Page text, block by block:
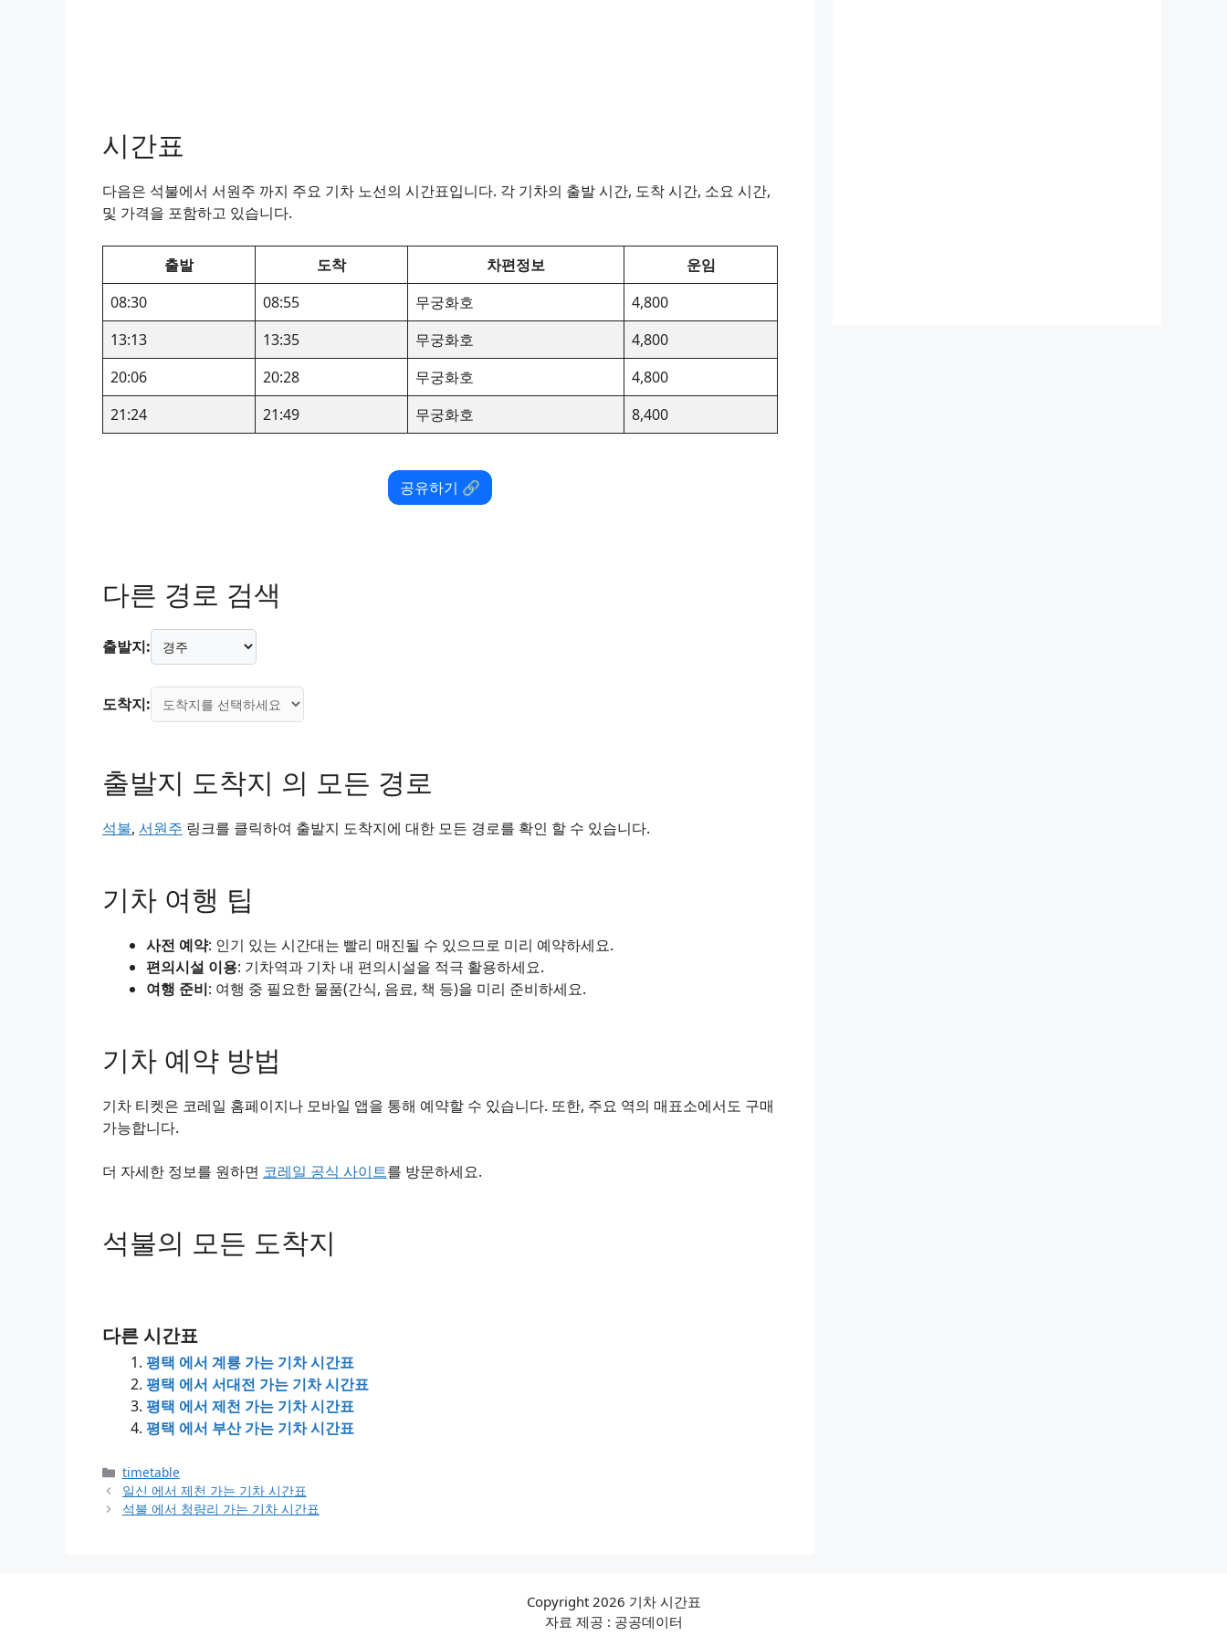
시간표
다음은 석불에서 서원주 까지 주요 기차 노선의 시간표입니다. 각 기차의 출발 시간, 도착 시간, 소요 시간,
및 가격을 포함하고 있습니다.
출발 도착 차편정보
운임
08:30
08:55 무궁화호
4,800
13:13
13:35 무궁화호
4,800
20:06
20:28 무궁화호
4,800
21:24
21:49 무궁화호 8,400
공유하기 🔗
다른 경로 검색
출발지:
도착지:
출발지 도착지 의 모든 경로
석불, 서원주 링크를 클릭하여 출발지 도착지에 대한 모든 경로를 확인 할 수 있습니다.
기차 여행 팁
사전 예약: 인기 있는 시간대는 빨리 매진될 수 있으므로 미리 예약하세요.
편의시설 이용: 기차역과 기차 내 편의시설을 적극 활용하세요.
여행 준비: 여행 중 필요한 물품(간식, 음료, 책 등)을 미리 준비하세요.
기차 예약 방법
기차 티켓은 코레일 홈페이지나 모바일 앱을 통해 예약할 수 있습니다. 또한, 주요 역의 매표소에서도 구매
가능합니다.
더 자세한 정보를 원하면 코레일 공식 사이트를 방문하세요.
석불의 모든 도착지
다른 시간표
평택 에서 계룡 가는 기차 시간표
평택 에서 서대전 가는 기차 시간표
평택 에서 제천 가는 기차 시간표
평택 에서 부산 가는 기차 시간표
Categories
timetable
일신 에서 제천 가는 기차 시간표
석불 에서 청량리 가는 기차 시간표
Copyright 2026 기차 시간표
자료 제공 : 공공데이터